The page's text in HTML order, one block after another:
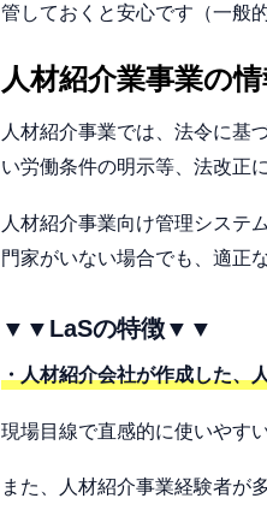
管しておくと安心です（一般
人材紹介業事業の
人材紹介事業では、法令に基
い労働条件の明示等、法改正
人材紹介事業向け管理システ
門家がいない場合でも、適正
▼▼LaSの特徴▼▼
・人材紹介会社が作成した、
現場目線で直感的に使いやす
また、人材紹介事業経験者が